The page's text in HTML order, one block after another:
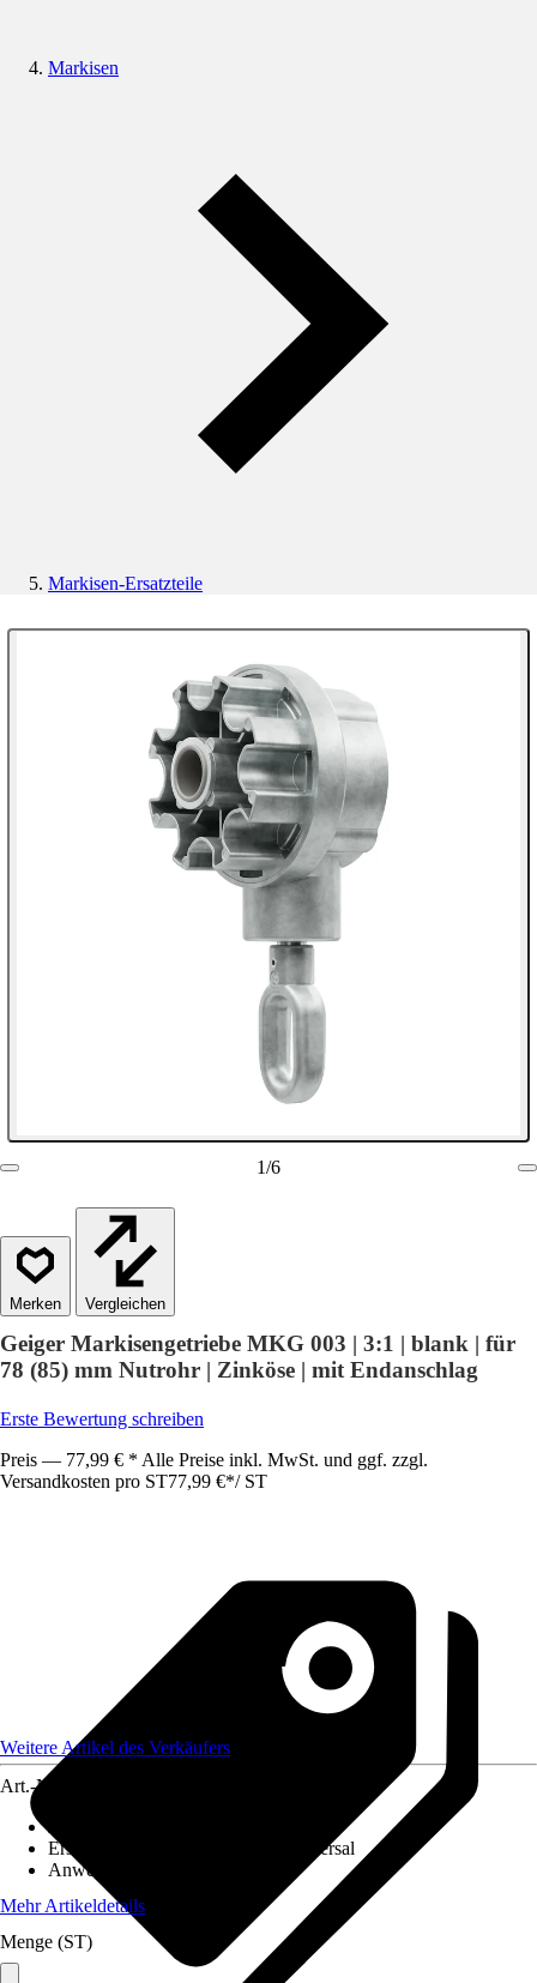
Markisen
Markisen-Ersatzteile
1/6
Vergleichen
Geiger Markisengetriebe MKG 003 | 3:1 | blank | für
78 (85) mm Nutrohr | Zinköse | mit Endanschlag
Erste Bewertung schreiben
Preis — 77,99 € * Alle Preise inkl. MwSt. und ggf. zzgl.
Versandkosten pro ST77,99 €*/ ST
Weitere Artikel des Verkäufers
Art.-Nr.
Ersatzteil/Zubehör für Modell
Universal
Anwendungsbereich
Mehr Artikeldetails
Menge (ST)